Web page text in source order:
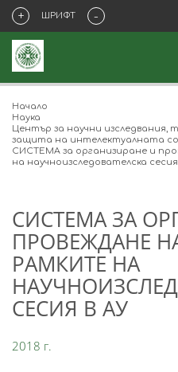
+ ШРИФТ -
Начало
Наука
Център за научни изследвания,
защита на интелектуалната
СИСТЕМА за организиране и
на научноизследователска
СИСТЕМА ЗА
ПРОВЕЖДАНЕ
РАМКИТЕ НА
СЕСИЯ В АУ
2018 г.